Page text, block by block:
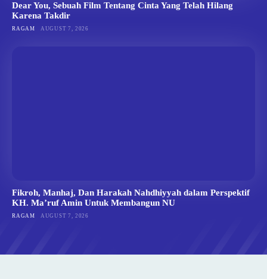
Dear You, Sebuah Film Tentang Cinta Yang Telah Hilang
Karena Takdir
RAGAM AUGUST 7, 2026
Fikroh, Manhaj, Dan Harakah Nahdhiyyah dalam Perspektif
KH. Ma’ruf Amin Untuk Membangun NU
RAGAM AUGUST 7, 2026